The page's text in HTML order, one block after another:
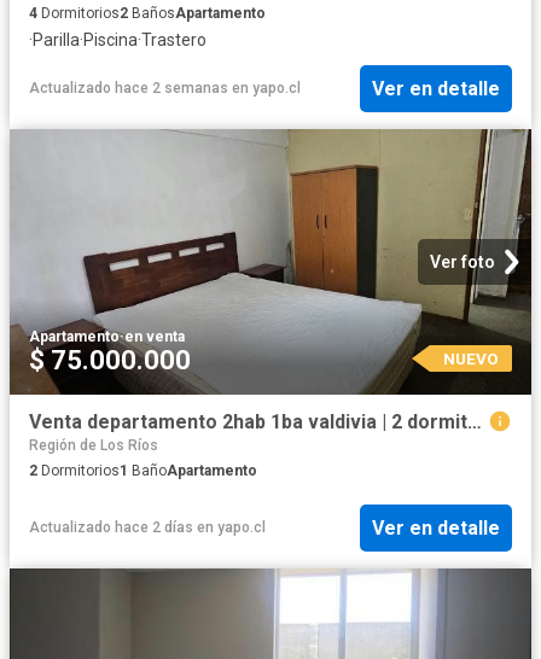
4 Dormitorios2 BañosApartamento
·Parilla·Piscina·Trastero
Actualizado hace 2 semanas en yapo.cl Ver en detalle
Ver foto
Apartamento·en venta
$ 75.000.000 NUEVO
Venta departamento 2hab 1ba valdivia | 2 dormitorios por 75000. 00 en Valdivia
Región de Los Ríos
2 Dormitorios1 BañoApartamento
Actualizado hace 2 días en yapo.cl Ver en detalle